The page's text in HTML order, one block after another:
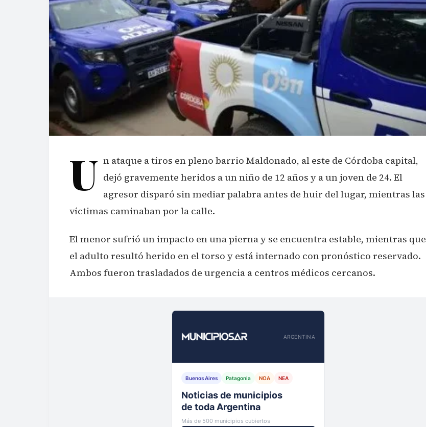
U n ataque a tiros en pleno barrio Maldonado, al este de Córdoba capital,
dejó gravemente heridos a un niño de 12 años y a un joven de 24. El
agresor disparó sin mediar palabra antes de huir del lugar, mientras las
víctimas caminaban por la calle.
El menor sufrió un impacto en una pierna y se encuentra estable, mientras que
el adulto resultó herido en el torso y está internado con pronóstico reservado.
Ambos fueron trasladados de urgencia a centros médicos cercanos.
ARGENTINA
Buenos Aires Patagonia NOA NEA
Tu municipio,
al instante
Más de 500 municipios cubiertos